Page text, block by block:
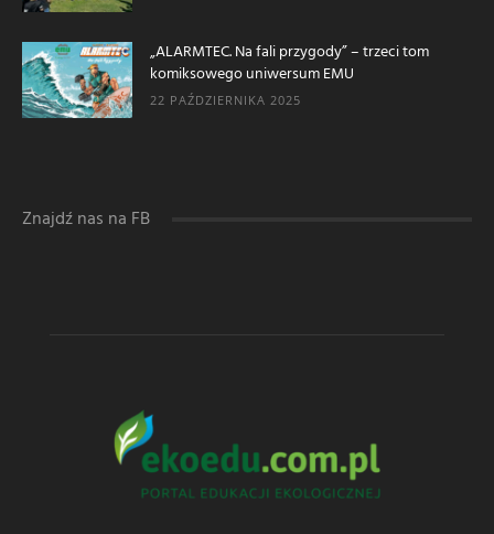
„ALARMTEC. Na fali przygody” – trzeci tom
komiksowego uniwersum EMU
22 PAŹDZIERNIKA 2025
Znajdź nas na FB